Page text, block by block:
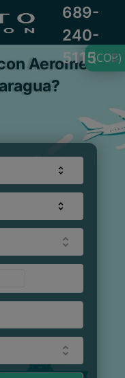
689-
240-
5115
Aeroméxico
(COP)